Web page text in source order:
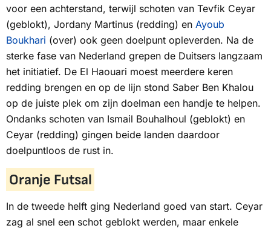
voor een achterstand, terwijl schoten van Tevfik Ceyar
(geblokt), Jordany Martinus (redding) en Ayoub
Boukhari (over) ook geen doelpunt opleverden. Na de
sterke fase van Nederland grepen de Duitsers langzaam
het initiatief. De El Haouari moest meerdere keren
redding brengen en op de lijn stond Saber Ben Khalou
op de juiste plek om zijn doelman een handje te helpen.
Ondanks schoten van Ismail Bouhalhoul (geblokt) en
Ceyar (redding) gingen beide landen daardoor
doelpuntloos de rust in.
Oranje Futsal
In de tweede helft ging Nederland goed van start. Ceyar
zag al snel een schot geblokt werden, maar enkele